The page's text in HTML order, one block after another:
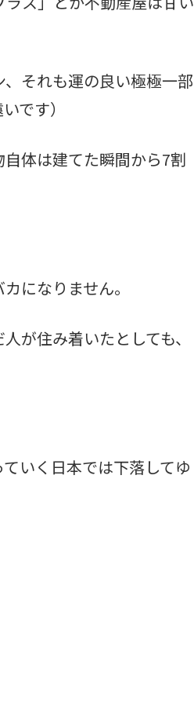
それも運の良い極極一部
です）
体は建てた瞬間から7割
になりません。
が住み着いたとしても、
いく日本では下落してゆ